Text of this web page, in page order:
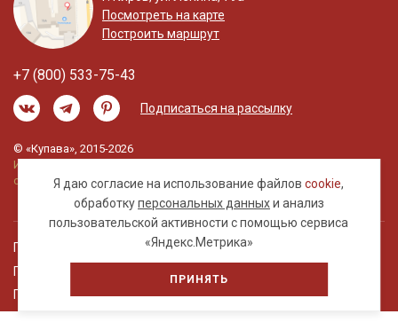
Я даю согласие на использование файловcookie,
обработкуперсональных данныхи анализ
пользовательской активности с помощью сервиса
«Яндекс.Метрика»
ПРИНЯТЬ
Посмотреть на карте
Построить маршрут
+7 (800) 533-75-43
Подписаться на рассылку
© «Купава», 2015-2026
Информация на сайте не является публичной
офертой.
Правовая информация
Политика обработки персональных данных
Пользовательское соглашение